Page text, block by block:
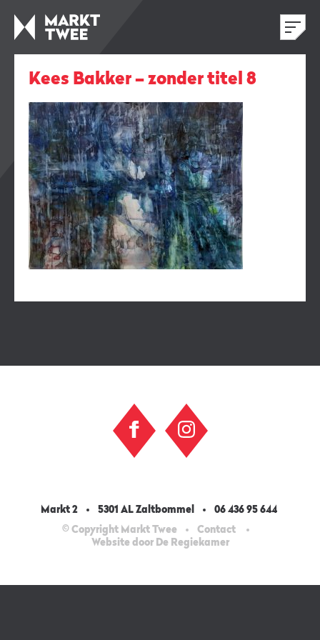
Kees Bakker – zonder titel 8
Markt 2 5301 AL Zaltbommel
06 436 95 644
© Copyright Markt Twee
Contact
Website door De Regiekamer